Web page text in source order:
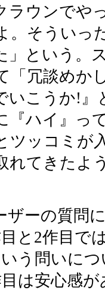
ラウンでや
。そういっ
」という。
「冗談めか
こうか!』
『ハイ』っ
ツッコミが
れてきたよ
ーの質問
と2作目で
う問いに
は安心感